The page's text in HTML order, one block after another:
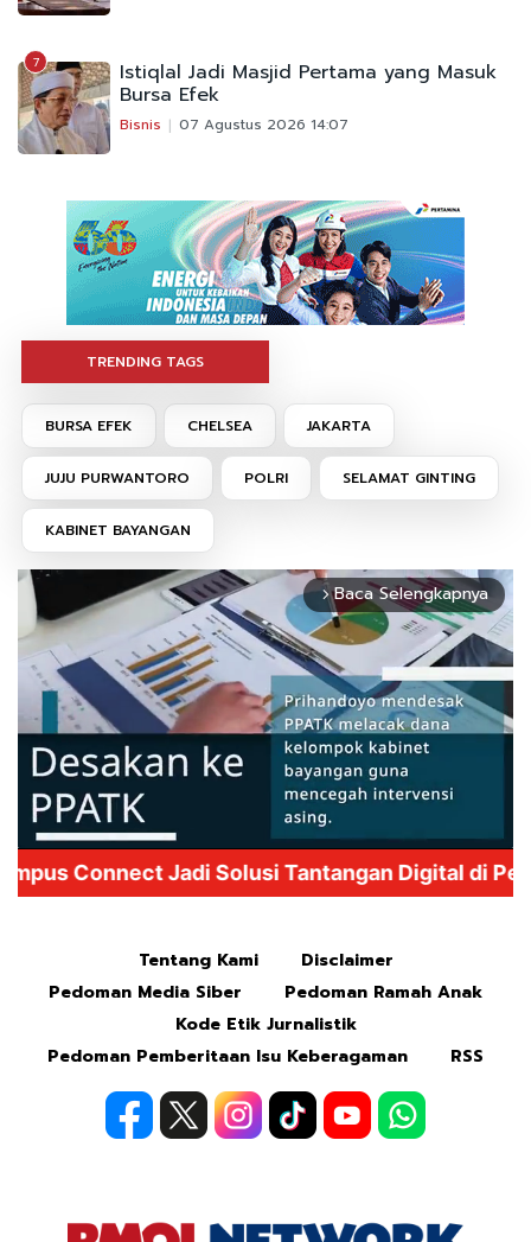
7 Istiqlal Jadi Masjid Pertama yang Masuk
Bursa Efek
Bisnis 07 Agustus 2026 14:07
TRENDING TAGS
BURSA EFEK CHELSEA JAKARTA
JUJU PURWANTORO POLRI SELAMAT GINTING
KABINET BAYANGAN
arrow_forward_ios Baca Selengkapnya
Tentang Kami
Disclaimer
Pedoman Media Siber
Pedoman Ramah Anak
Kode Etik Jurnalistik
Pedoman Pemberitaan Isu Keberagaman
RSS